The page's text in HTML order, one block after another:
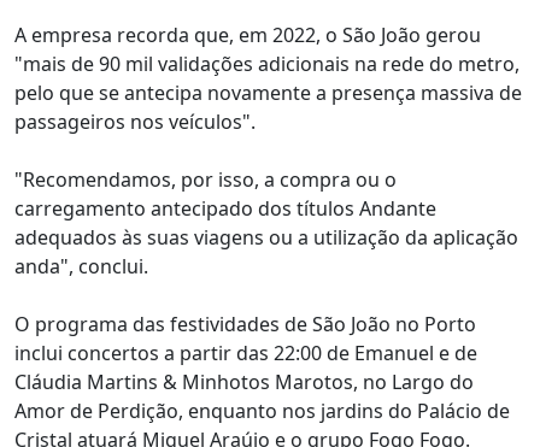
A empresa recorda que, em 2022, o São João gerou
"mais de 90 mil validações adicionais na rede do metro,
pelo que se antecipa novamente a presença massiva de
passageiros nos veículos".
"Recomendamos, por isso, a compra ou o
carregamento antecipado dos títulos Andante
adequados às suas viagens ou a utilização da aplicação
anda", conclui.
O programa das festividades de São João no Porto
inclui concertos a partir das 22:00 de Emanuel e de
Cláudia Martins & Minhotos Marotos, no Largo do
Amor de Perdição, enquanto nos jardins do Palácio de
Cristal atuará Miguel Araújo e o grupo Fogo Fogo.